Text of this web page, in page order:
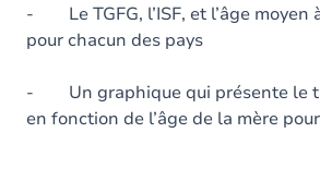
- Le TGFG, l’ISF, et l’âge moyen
pour chacun des pays
- Un graphique qui présente le
en fonction de l’âge de la mère